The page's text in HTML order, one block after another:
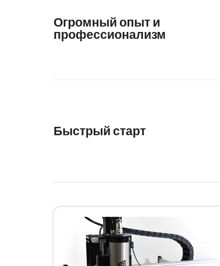
Огромный опыт и
профессионализм
Быстрый старт